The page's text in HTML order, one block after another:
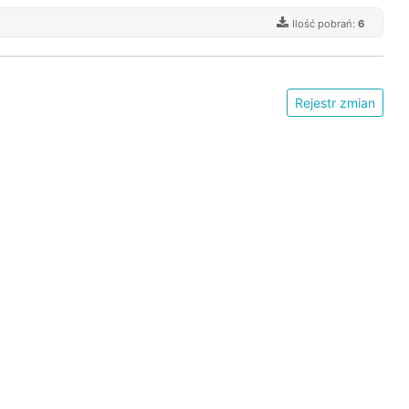
Ilość pobrań: 6
Rejestr zmian